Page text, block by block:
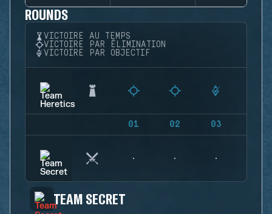
ROUNDS
VICTOIRE AU TEMPS
VICTOIRE PAR ÉLIMINATION
VICTOIRE PAR OBJECTIF
01 02 03
TEAM SECRET